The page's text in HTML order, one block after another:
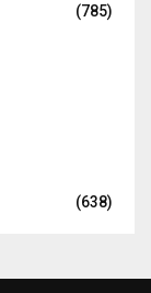
(785)
(638)